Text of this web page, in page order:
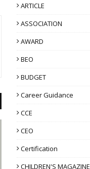
ARTICLE
ASSOCIATION
AWARD
BEO
BUDGET
Career Guidance
CCE
CEO
Certification
CHILDREN'S MAGAZINE